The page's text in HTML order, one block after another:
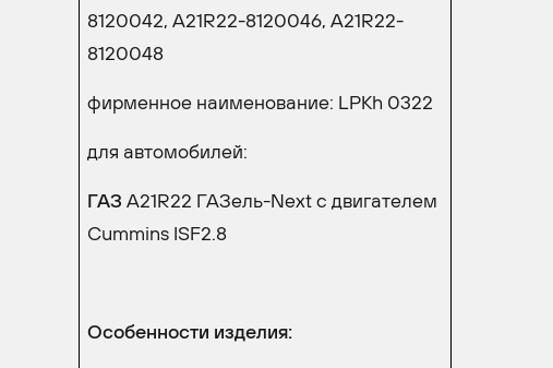
8120042, А21R22-8120046, А21R22-
8120048
фирменное наименование: LPKh 0322
для автомобилей:
ГАЗ A21R22 ГАЗель-Next с двигателем
Cummins ISF2.8
Особенности изделия: